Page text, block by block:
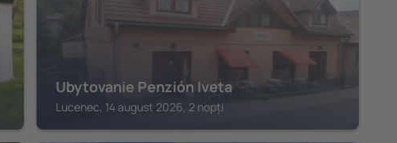
Ubytovanie Penzión Iveta
Lucenec, 14 august 2026, 2 nopți